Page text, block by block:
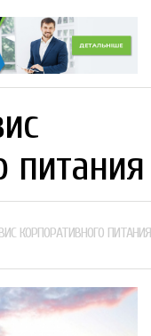
питания
КОРПОРАТИВНОГО ПИТАНИЯ